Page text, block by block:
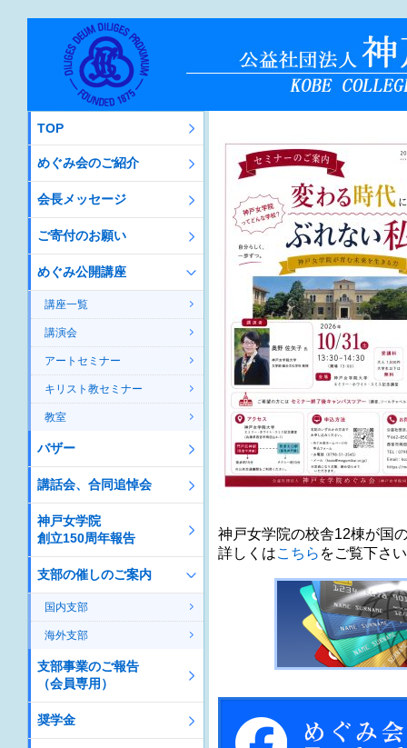
神戸女学院の校舎12棟が国
詳しくはこちら をご覧下さ
TOP
めぐみ会のご紹介
会長メッセージ
ご寄付のお願い
めぐみ公開講座
講座一覧
講演会
アートセミナー
キリスト教セミナー
教室
バザー
講話会、合同追悼会
神戸女学院
創立150周年報告
支部の催しのご案内
国内支部
海外支部
支部事業のご報告
（会員専用）
奨学金